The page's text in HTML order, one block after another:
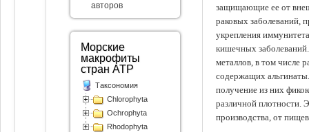
защищающие ее от
раковых заболеваний,
укрепления
кишечных
металлов, в том числе
содержащих
получение из них
различной плотности.
производства, от
авторов
Морские
макрофиты
стран АТР
Таксономия
Chlorophyta
Ochrophyta
Rhodophyta